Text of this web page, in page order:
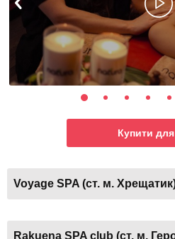
Купити
Voyage SPA (ст. м.
Rakuena SPA club (ст. м.